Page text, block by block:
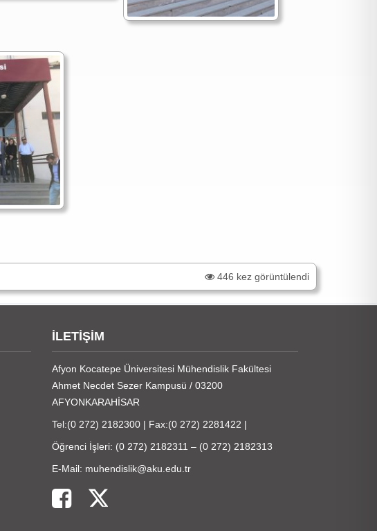
446 kez görüntülendi
İLETİŞİM
Afyon Kocatepe Üniversitesi Mühendislik Fakültesi
Ahmet Necdet Sezer Kampusü / 03200
AFYONKARAHİSAR
Tel:(0 272) 2182300 | Fax:(0 272) 2281422 |
Öğrenci İşleri: (0 272) 2182311 – (0 272) 2182313
E-Mail: muhendislik@aku.edu.tr